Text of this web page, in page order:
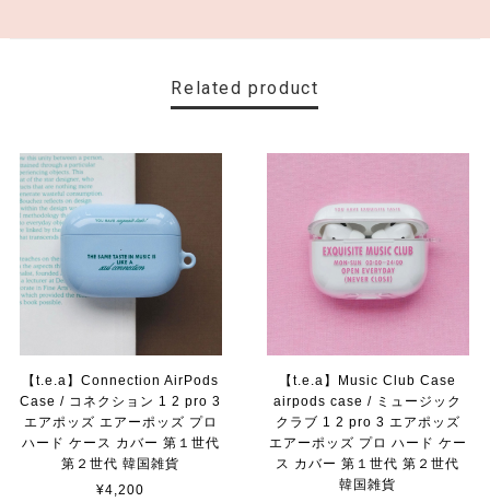
Related product
【t.e.a】Connection AirPods
Case / コネクション 1 2 pro 3
エアポッズ エアーポッズ プロ
ハード ケース カバー 第１世代
第２世代 韓国雑貨
¥4,200
【t.e.a】Music Club Case
airpods case / ミュージック
クラブ 1 2 pro 3 エアポッズ
エアーポッズ プロ ハード ケー
ス カバー 第１世代 第２世代
韓国雑貨